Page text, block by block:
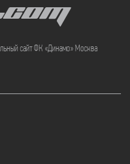
сайт ФК «Динамо» Москва